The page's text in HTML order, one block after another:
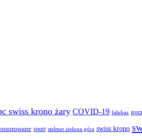
swiss krono żary COVID-19 falubaz
sport stelmet zielona góra swiss krono